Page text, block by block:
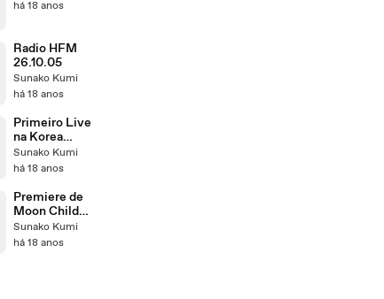
há 18 anos
Radio HFM
26.10.05
Sunako Kumi
há 18 anos
Primeiro Live
na Korea
[News2006]
Sunako Kumi
há 18 anos
Premiere de
Moon Child
28.03.2003
Sunako Kumi
há 18 anos